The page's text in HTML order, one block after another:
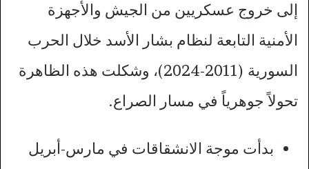
إلى خروج عسكريين من الجيش والأجهزة
الأمنية التابعة لنظام بشار الأسد خلال الحرب
السورية (2011-2024)، وشكلت هذه الظاهرة
تحولاً جوهرياً في مسار الصراع.
بدأت موجة الانشقاقات في مارس-أبريل